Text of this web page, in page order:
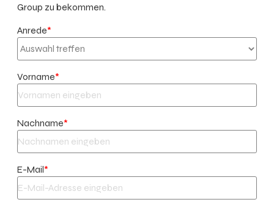
Group zu bekommen.
Anrede*
Vorname*
Nachname*
E-Mail*